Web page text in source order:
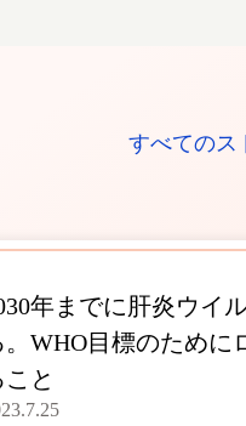
すべてのス
年までに肝炎ウイ
。WHO目標のために
こと